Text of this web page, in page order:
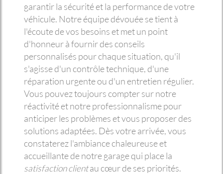
garantir la sécurité et la performance de votre
véhicule. Notre équipe dévouée se tient à
l'écoute de vos besoins et met un point
d'honneur à fournir des conseils
personnalisés pour chaque situation, qu'il
s'agisse d'un contrôle technique, d'une
réparation urgente ou d'un entretien régulier.
Vous pouvez toujours compter sur notre
réactivité et notre professionnalisme pour
anticiper les problèmes et vous proposer des
solutions adaptées. Dès votre arrivée, vous
constaterez l'ambiance chaleureuse et
accueillante de notre garage qui place la
satisfaction clientau cœur de ses priorités.